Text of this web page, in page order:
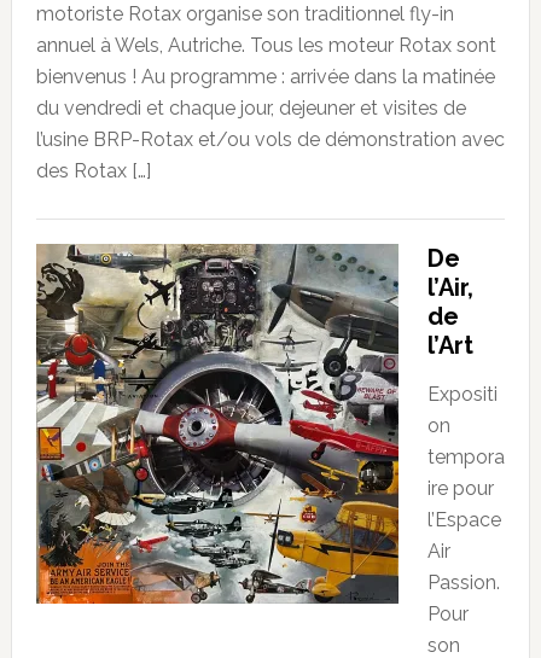
motoriste Rotax organise son traditionnel fly-in
annuel à Wels, Autriche. Tous les moteur Rotax sont
bienvenus ! Au programme : arrivée dans la matinée
du vendredi et chaque jour, dejeuner et visites de
l’usine BRP-Rotax et/ou vols de démonstration avec
des Rotax […]
De
l’Air,
de
l’Art
Expositi
on
tempora
ire pour
l’Espace
Air
Passion.
Pour
son